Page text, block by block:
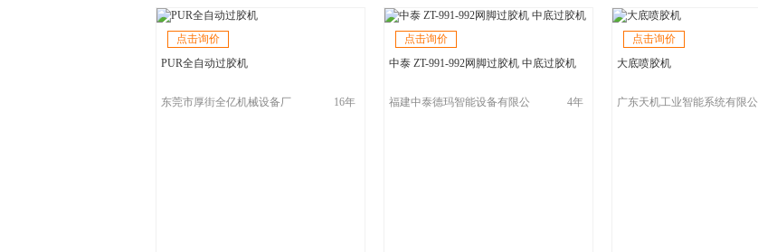
点击询价
PUR全自动过胶机
东莞市厚街全亿机械设备厂 16年
点击询价
中泰 ZT-991-992网脚过胶机 中底过胶机
福建中泰德玛智能设备有限公
4年
点击询价
大底喷胶机
广东天机工业智能系统有限公